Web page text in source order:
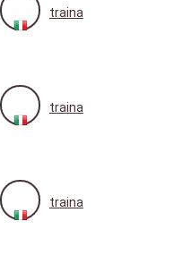
traina
traina
traina